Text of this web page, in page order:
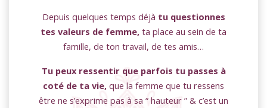
Depuis quelques temps déjà tu questionnes
tes valeurs de femme, ta place au sein de ta
famille, de ton travail, de tes amis…
Tu peux ressentir que parfois tu passes à
coté de ta vie, que la femme que tu ressens
être ne s’exprime pas à sa “ hauteur ” & c’est un